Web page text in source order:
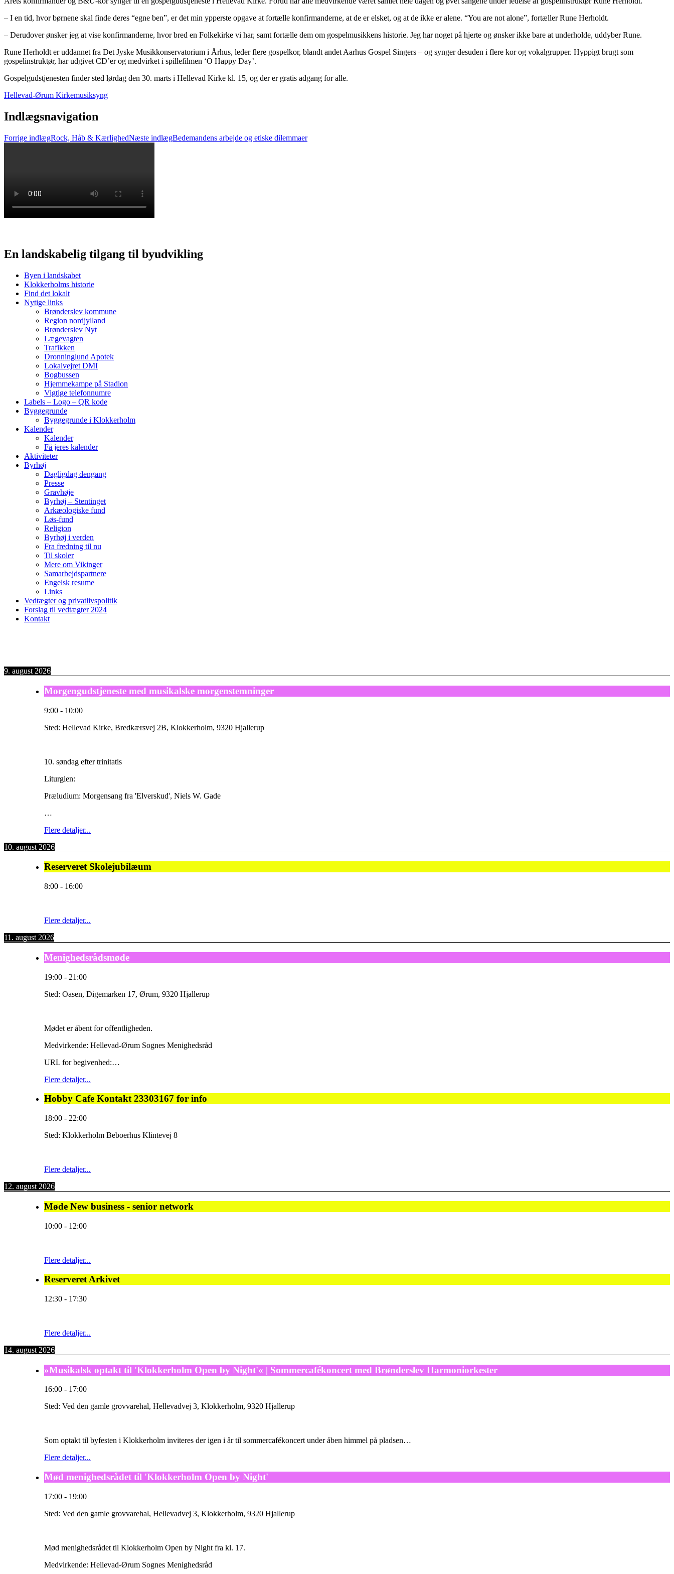
– I en tid, hvor børnene skal finde deres “egne ben”, er det min ypperste opgave at fortælle konfirmanderne, at de er elsket, og at de ikke er alene. “You are not alone”, fortæller Rune Herholdt.
– Derudover ønsker jeg at vise konfirmanderne, hvor bred en Folkekirke vi har, samt fortælle dem om gospelmusikkens historie. Jeg har noget på hjerte og ønsker ikke bare at underholde, uddyber Rune.
Rune Herholdt er uddannet fra Det Jyske Musikkonservatorium i Århus, leder flere gospelkor, blandt andet Aarhus Gospel Singers – og synger desuden i flere kor og vokalgrupper. Hyppigt brugt som
gospelinstruktør, har udgivet CD’er og medvirket i spillefilmen ‘O Happy Day’.
Gospelgudstjenesten finder sted lørdag den 30. marts i Hellevad Kirke kl. 15, og der er gratis adgang for alle.
Hellevad-Ørum Kirkemusiksyng
Indlægsnavigation
Forrige indlægRock, Håb & KærlighedNæste indlægBedemandens arbejde og etiske dilemmaer
En landskabelig tilgang til byudvikling
Byen i landskabet
Klokkerholms historie
Find det lokalt
Nytige links
Brønderslev kommune
Region nordjylland
Brønderslev Nyt
Lægevagten
Trafikken
Dronninglund Apotek
Lokalvejret DMI
Bogbussen
Hjemmekampe på Stadion
Vigtige telefonnumre
Labels – Logo – QR kode
Byggegrunde
Byggegrunde i Klokkerholm
Kalender
Kalender
Få jeres kalender
Aktiviteter
Byrhøj
Dagligdag dengang
Presse
Gravhøje
Byrhøj – Stentinget
Arkæologiske fund
Løs-fund
Religion
Byrhøj i verden
Fra fredning til nu
Til skoler
Mere om Vikinger
Samarbejdspartnere
Engelsk resume
Links
Vedtægter og privatlivspolitik
Forslag til vedtægter 2024
Kontakt
9. august 2026
Morgengudstjeneste med musikalske morgenstemninger
9:00 - 10:00
Sted: Hellevad Kirke, Bredkærsvej 2B, Klokkerholm, 9320 Hjallerup
10. søndag efter trinitatis
Liturgien:
Præludium: Morgensang fra 'Elverskud', Niels W. Gade
…
Flere detaljer...
10. august 2026
Reserveret Skolejubilæum
8:00 - 16:00
Flere detaljer...
11. august 2026
Menighedsrådsmøde
19:00 - 21:00
Sted: Oasen, Digemarken 17, Ørum, 9320 Hjallerup
Mødet er åbent for offentligheden.
Medvirkende: Hellevad-Ørum Sognes Menighedsråd
URL for begivenhed:…
Flere detaljer...
Hobby Cafe Kontakt 23303167 for info
18:00 - 22:00
Sted: Klokkerholm Beboerhus Klintevej 8
Flere detaljer...
12. august 2026
Møde New business - senior network
10:00 - 12:00
Flere detaljer...
Reserveret Arkivet
12:30 - 17:30
Flere detaljer...
14. august 2026
»Musikalsk optakt til 'Klokkerholm Open by Night'« | Sommercafékoncert med Brønderslev Harmoniorkester
16:00 - 17:00
Sted: Ved den gamle grovvarehal, Hellevadvej 3, Klokkerholm, 9320 Hjallerup
Som optakt til byfesten i Klokkerholm inviteres der igen i år til sommercafékoncert under åben himmel på pladsen…
Flere detaljer...
Mød menighedsrådet til 'Klokkerholm Open by Night'
17:00 - 19:00
Sted: Ved den gamle grovvarehal, Hellevadvej 3, Klokkerholm, 9320 Hjallerup
Mød menighedsrådet til Klokkerholm Open by Night fra kl. 17.
Medvirkende: Hellevad-Ørum Sognes Menighedsråd